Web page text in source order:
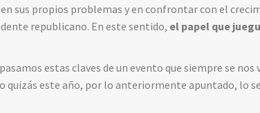
sus propios problemas y en confrontar con el
republicano. En este sentido, el papel que
estas claves de un evento que siempre se nos
este año, por lo anteriormente apuntado, lo